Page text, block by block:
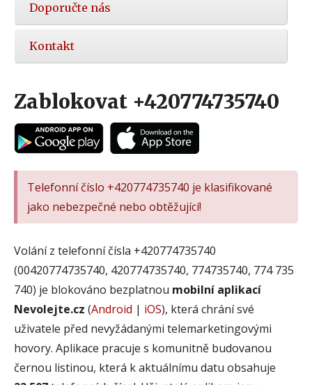
Doporučte nás
Kontakt
Zablokovat +420774735740
Telefonní číslo +420774735740 je klasifikované
jako nebezpečné nebo obtěžující!
Volání z telefonní čísla +420774735740
(00420774735740, 420774735740, 774735740, 774 735
740) je blokováno bezplatnou mobilní aplikací
Nevolejte.cz (Android | iOS), která chrání své
uživatele před nevyžádanými telemarketingovými
hovory. Aplikace pracuje s komunitně budovanou
černou listinou, která k aktuálnímu datu obsahuje